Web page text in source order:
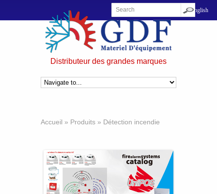
Distributeur des grandes marques
Accueil » Produits » Détection incendie